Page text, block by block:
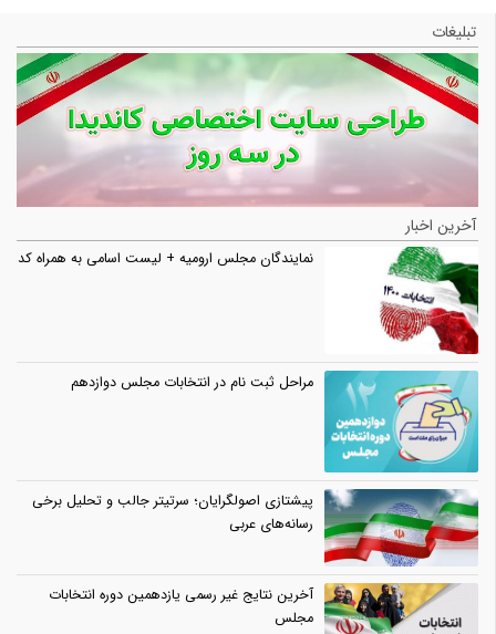
تبلیغات
آخرین اخبار
نمایندگان مجلس ارومیه + لیست اسامی به همراه کد
مراحل ثبت نام در انتخابات مجلس دوازدهم
پیشتازی اصولگرایان؛ سرتیتر جالب و تحلیل برخی
رسانه‌های عربی
آخرین نتایج غیر رسمی یازدهمین دوره انتخابات
مجلس